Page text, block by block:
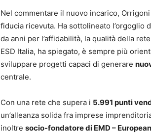
Nel commentare il nuovo incarico,
fiducia ricevuta. Ha sottolineato
da anni per l’affidabilità, la qualità della
ESD Italia, ha spiegato, è sempre più
sviluppare progetti capaci di generare
centrale.
Con una rete che supera i 5.991 punti
un’alleanza solida fra imprese
inoltre socio-fondatore di EMD –